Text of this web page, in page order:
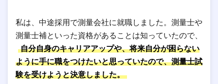
私は、中途採用で測量会社に就職しました。測量士や
測量士補といった資格があることは知っていたので、
自分自身のキャリアアップや、将来自分が困らない
ように手に職をつけたいと思っていたので、測量士試
験を受けようと決意しました。